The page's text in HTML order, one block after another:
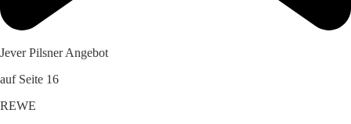
Jever Pilsner Angebot
auf Seite 16
REWE